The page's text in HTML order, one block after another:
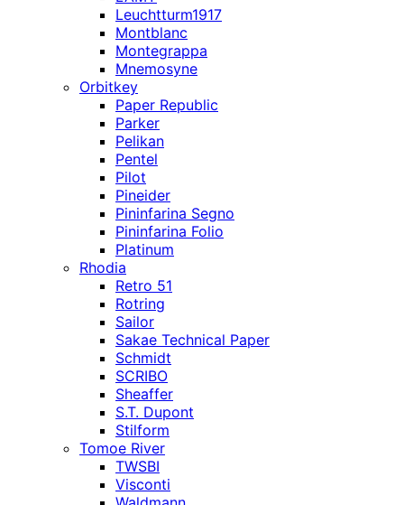
Leuchtturm1917
Montblanc
Montegrappa
Mnemosyne
Orbitkey
Paper Republic
Parker
Pelikan
Pentel
Pilot
Pineider
Pininfarina Segno
Pininfarina Folio
Platinum
Rhodia
Retro 51
Rotring
Sailor
Sakae Technical Paper
Schmidt
SCRIBO
Sheaffer
S.T. Dupont
Stilform
Tomoe River
TWSBI
Visconti